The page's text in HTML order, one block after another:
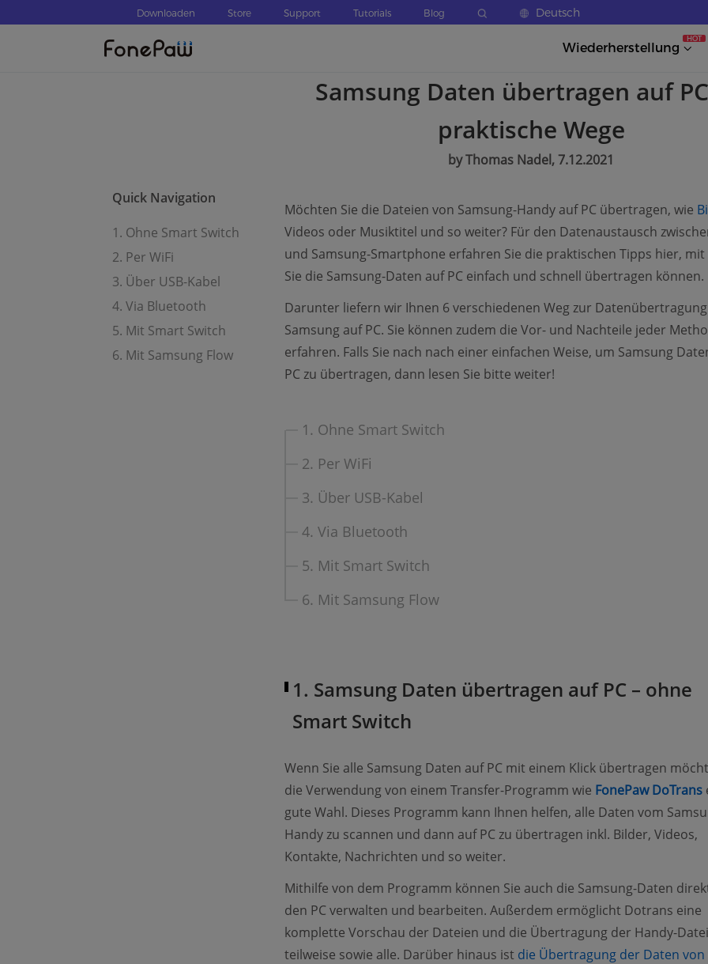
Downloaden Store Support Tutorials Blog Deutsch
Wiederherstellung
HOT
Samsung Daten übertragen auf
praktische Wege
by Thomas Nadel, 7.12.2021
Quick Navigation
1. Ohne Smart Switch
2. Per WiFi
3. Über USB-Kabel
4. Via Bluetooth
5. Mit Smart Switch
6. Mit Samsung Flow
Möchten Sie die Dateien von Samsung-Handy auf PC übertragen, wie
Videos oder Musiktitel und so weiter? Für den Datenaustausch
und Samsung-Smartphone erfahren Sie die praktischen Tipps hier, mit
Sie die Samsung-Daten auf PC einfach und schnell übertragen können.
Darunter liefern wir Ihnen 6 verschiedenen Weg zur
Samsung auf PC. Sie können zudem die Vor- und Nachteile jeder
erfahren. Falls Sie nach nach einer einfachen Weise, um Samsung
PC zu übertragen, dann lesen Sie bitte weiter!
1. Ohne Smart Switch
2. Per WiFi
3. Über USB-Kabel
4. Via Bluetooth
5. Mit Smart Switch
6. Mit Samsung Flow
1. Samsung Daten übertragen auf PC – ohne
Smart Switch
Wenn Sie alle Samsung Daten auf PC mit einem Klick übertragen
die Verwendung von einem Transfer-Programm wie FonePaw DoTrans
gute Wahl. Dieses Programm kann Ihnen helfen, alle Daten vom
Handy zu scannen und dann auf PC zu übertragen inkl. Bilder, Videos,
Kontakte, Nachrichten und so weiter.
Mithilfe von dem Programm können Sie auch die Samsung-Daten
den PC verwalten und bearbeiten. Außerdem ermöglicht Dotrans eine
komplette Vorschau der Dateien und die Übertragung der Handy-
teilweise sowie alle. Darüber hinaus ist die Übertragung der Daten von